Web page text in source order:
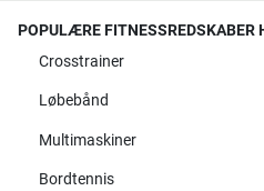
POPULÆRE FITNESSREDSKABER
Crosstrainer
Løbebånd
Multimaskiner
Bordtennis